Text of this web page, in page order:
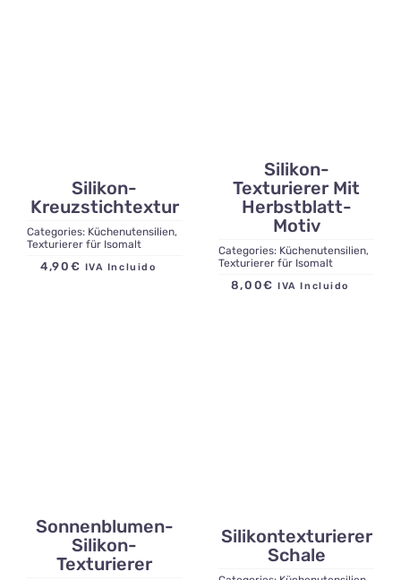
Silikon-
Kreuzstichtextur
Categories: Küchenutensilien,
Texturierer für Isomalt
4,90 € IVA Incluido
Silikon-
Texturierer Mit
Herbstblatt-
Motiv
Categories: Küchenutensilien,
Texturierer für Isomalt
8,00€ IVA Incluido
Sonnenblumen-
Silikon-
Texturierer
Silikontexturierer
Schale